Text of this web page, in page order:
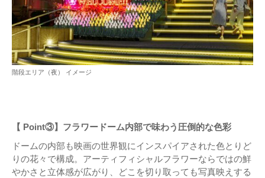
階段エリア（夜） イメージ
【 Point③】フラワードーム内部で味わう圧倒的な色彩
ドームの内部も映画の世界観にインスパイアされた色とりど
りの花々で構成。アーティフィシャルフラワーならではの鮮
やかさと立体感が広がり、どこを切り取っても写真映えする